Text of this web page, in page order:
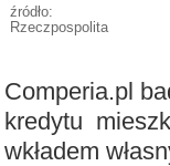
źródło:
Rzeczpospolita
Comperia.pl
kredytu
wkładem